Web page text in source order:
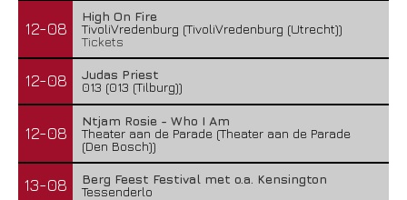
12-08
High On Fire
TivoliVredenburg (TivoliVredenburg (Utrecht))
Tickets
12-08
Judas Priest
013 (013 (Tilburg))
12-08
Ntjam Rosie - Who I Am
Theater aan de Parade (Theater aan de Parade
(Den Bosch))
13-08
Berg Feest Festival met o.a. Kensington
Tessenderlo